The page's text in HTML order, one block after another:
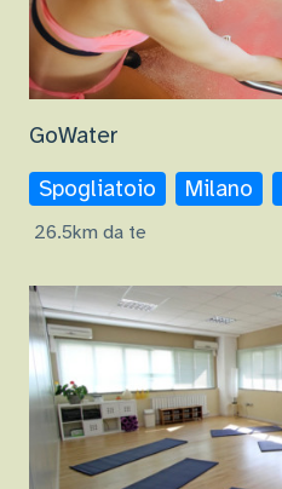
GoWater
Spogliatoio
Milano
26.5km da te